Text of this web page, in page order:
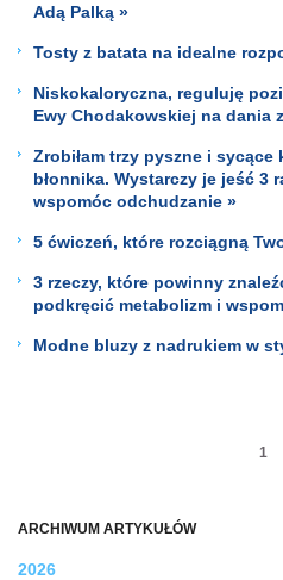
ARCHIWUM ARTYKUŁÓW
2026
Adą Palką »
Tosty z batata na idealne
Niskokaloryczna, reguluję
Ewy Chodakowskiej na dania
Zrobiłam trzy pyszne i sycące
błonnika. Wystarczy je jeść 3
wspomóc odchudzanie »
5 ćwiczeń, które rozciągną
3 rzeczy, które powinny
podkręcić metabolizm i
Modne bluzy z nadrukiem w
1